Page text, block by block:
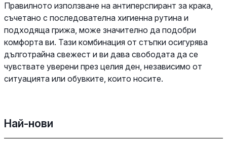
Правилното използване на антиперспирант за крака,
съчетано с последователна хигиенна рутина и
подходяща грижа, може значително да подобри
комфорта ви. Тази комбинация от стъпки осигурява
дълготрайна свежест и ви дава свободата да се
чувствате уверени през целия ден, независимо от
ситуацията или обувките, които носите.
Най-нови